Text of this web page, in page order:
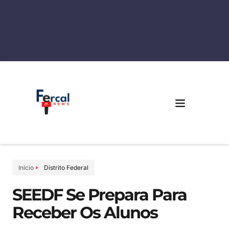
Início Distrito Federal
SEEDF Se Prepara Para
Receber Os Alunos